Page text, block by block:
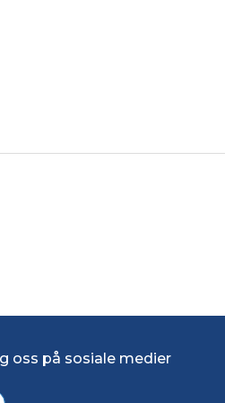
oss på sosiale medier